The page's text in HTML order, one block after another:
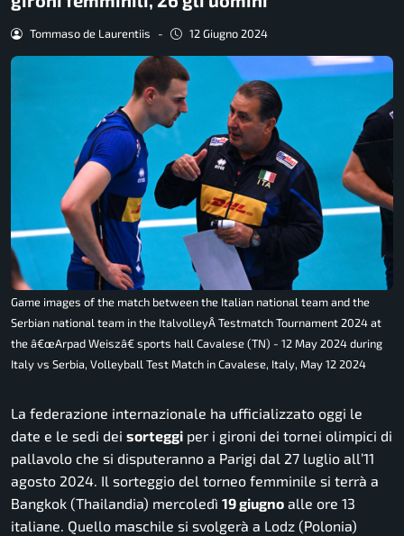
Tommaso de Laurentiis - 12 Giugno 2024
Game images of the match between the Italian national team and the
Serbian national team in the ItalvolleyÂ Testmatch Tournament 2024 at
the â€œArpad Weiszâ€ sports hall Cavalese (TN) - 12 May 2024 during
Italy vs Serbia, Volleyball Test Match in Cavalese, Italy, May 12 2024
La federazione internazionale ha ufficializzato oggi le
date e le sedi dei sorteggi per i gironi dei tornei olimpici di
pallavolo che si disputeranno a Parigi dal 27 luglio all’11
agosto 2024. Il sorteggio del torneo femminile si terrà a
Bangkok (Thailandia) mercoledì 19 giugno alle ore 13
italiane. Quello maschile si svolgerà a Lodz (Polonia)